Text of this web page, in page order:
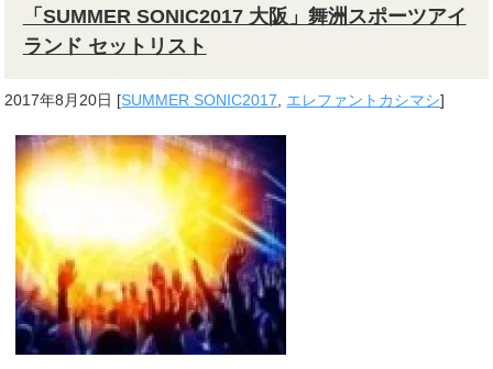
「SUMMER SONIC2017 大阪」舞洲スポーツアイ
ランド セットリスト
2017年8月20日 [SUMMER SONIC2017, エレファントカシマシ]